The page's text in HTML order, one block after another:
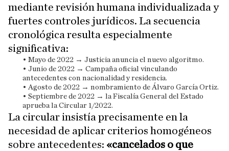
mediante revisión humana individualizada y
fuertes controles jurídicos. La secuencia
cronológica resulta especialmente
significativa:
• Mayo de 2022 → Justicia anuncia el nuevo algoritmo.
• Junio de 2022 → Campaña oficial vinculando
antecedentes con nacionalidad y residencia.
• Agosto de 2022 → nombramiento de Álvaro García Ortiz.
• Septiembre de 2022 → la Fiscalía General del Estado
aprueba la Circular 1/2022.
La circular insistía precisamente en la
necesidad de aplicar criterios homogéneos
sobre antecedentes: «cancelados o que